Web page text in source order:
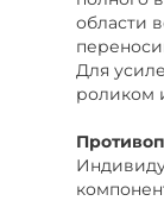
области
Для
роликом